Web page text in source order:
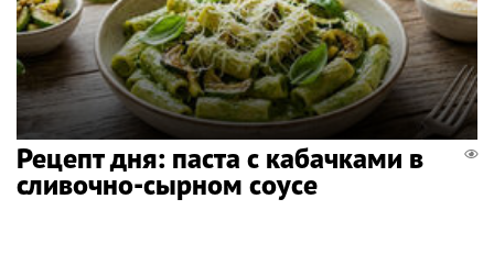
Рецепт дня: паста с кабачками в
сливочно-сырном соусе